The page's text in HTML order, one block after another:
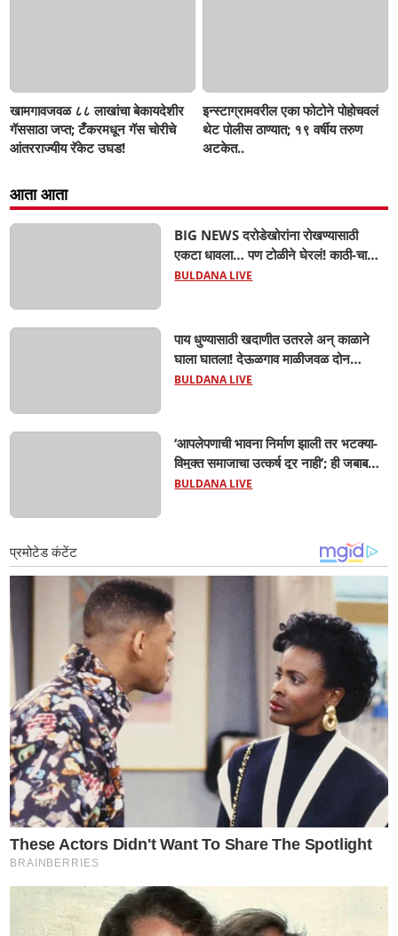
खामगावजवळ ८८ लाखांचा बेकायदेशीर
गॅससाठा जप्त; टँकरमधून गॅस चोरीचे
आंतरराज्यीय रॅकेट उघड!
इन्स्टाग्रामवरील एका फोटोने पोहोचवलं
थेट पोलीस ठाण्यात; १९ वर्षीय तरुण
अटकेत..
आता आता
BIG NEWS दरोडेखोरांना रोखण्यासाठी
एकटा धावला… पण टोळीने घेरलं! काठी-चाकूचे
सपासप वार; ५२ वर्षीय शेतकऱ्याचा दुर्दैवी अंत!
BULDANA LIVE
पाय धुण्यासाठी खदाणीत उतरले अन् काळाने
घाला घातला! देऊळगाव माळीजवळ दोन
चिमुकल्यांचा बुडून दुर्दैवी मृत्यू; कोराडी प्रकल्प
BULDANA LIVE
‘आपलेपणाची भावना निर्माण झाली तर भटक्या-
विमुक्त समाजाचा उत्कर्ष दूर नाही’; ही जबाबदारी
केवळ सरकारची नाही,आपल्या सर्वांची !
BULDANA LIVE